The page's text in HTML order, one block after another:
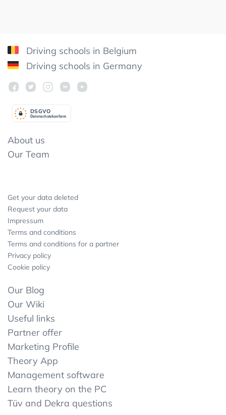
Driving schools in Belgium
Driving schools in Germany
Datenschutzkonform
DSGVO
About us
Our Team
Get your data deleted
Request your data
Impressum
Terms and conditions
Terms and conditions for a partner
Privacy policy
Cookie policy
Our Blog
Our Wiki
Useful links
Partner offer
Marketing Profile
Theory App
Management software
Learn theory on the PC
Tüv and Dekra questions